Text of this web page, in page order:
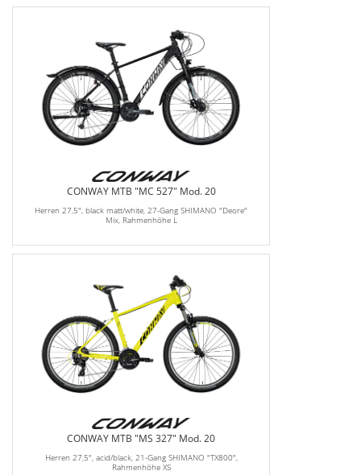
CONWAY MTB "MC 527" Mod. 20
Herren 27,5", black matt/white, 27-Gang SHIMANO "Deore"
Mix, Rahmenhöhe L
CONWAY MTB "MS 327" Mod. 20
Herren 27,5", acid/black, 21-Gang SHIMANO "TX800",
Rahmenhöhe XS